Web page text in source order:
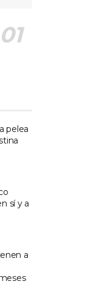
pelea
sí y a
a